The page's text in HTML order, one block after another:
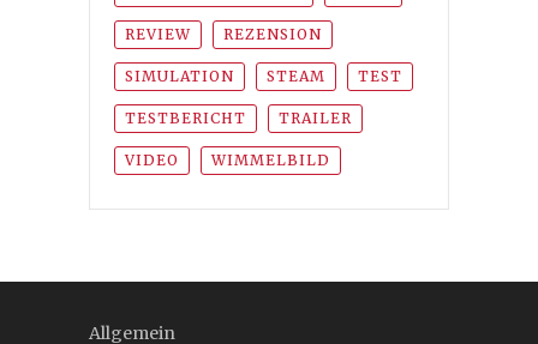
REVIEW REZENSION
SIMULATION STEAM TEST
TESTBERICHT TRAILER
VIDEO WIMMELBILD
Allgemein